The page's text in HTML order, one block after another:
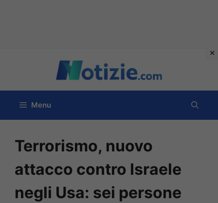
contenuto
Menu
Terrorismo, nuovo
attacco contro Israele
negli Usa: sei persone